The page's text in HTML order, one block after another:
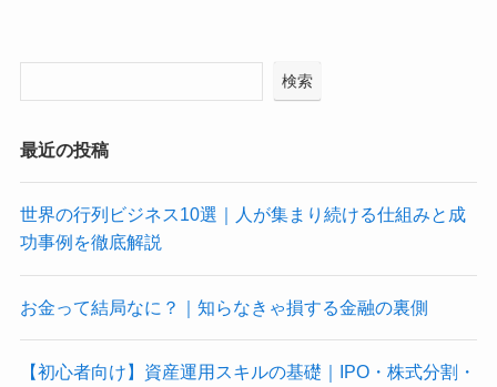
検索
最近の投稿
世界の行列ビジネス10選｜人が集まり続ける仕組みと成
功事例を徹底解説
お金って結局なに？｜知らなきゃ損する金融の裏側
【初心者向け】資産運用スキルの基礎｜IPO・株式分割・